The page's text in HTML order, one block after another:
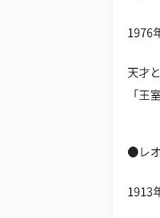
1976
天才
「王
●レ
1913